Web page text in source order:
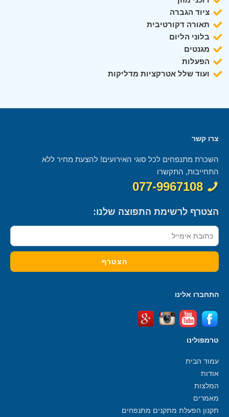
ציוד הגברה
תאורה דקורטיבית
בלוני הליום
מגנטים
הפעלות
ועוד שלל אטרקציות מדליקות
צרו קשר
השכרת מתנפחים לכל סוגי האירועים! להצעת מחיר ללא
התחייבות, התקשרו
077-9967108
הצטרף לרשימת התפוצה שלנו:
התחברו אלינו
טרמפולינו
עמוד הבית
אודות
המלצות
מאמרים
תקנון הפעלת מתקנים מתנפחים